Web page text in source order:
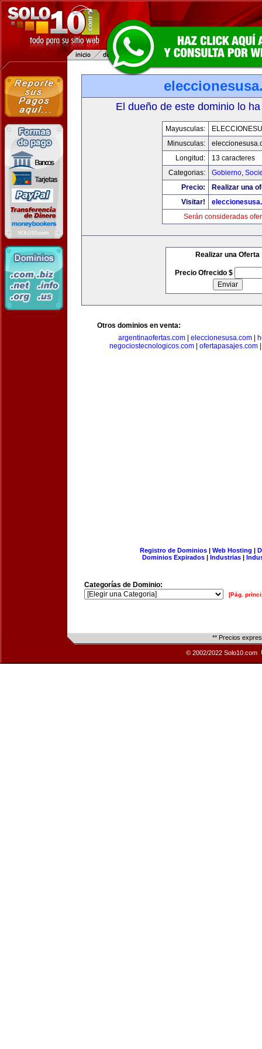
El dueño de este dominio lo
Mayusculas:
Minusculas:
Longitud:
13 caracteres
Categorias:
Gobierno,
Precio:
Realizar una
Visitar!
Serán consideradas
Realizar una Oferta
Precio Ofrecido $
Otros dominios en venta:
argentinaofertas.com| eleccionesusa.com|
negociostecnologicos.com
ofertapasajes.com
Registro de Dominios| Web Hosting |
Dominios Expirados | Industrias |
Categorías de Dominio:
[Pág.
** Precios
© 2002/2022 Solo10.com